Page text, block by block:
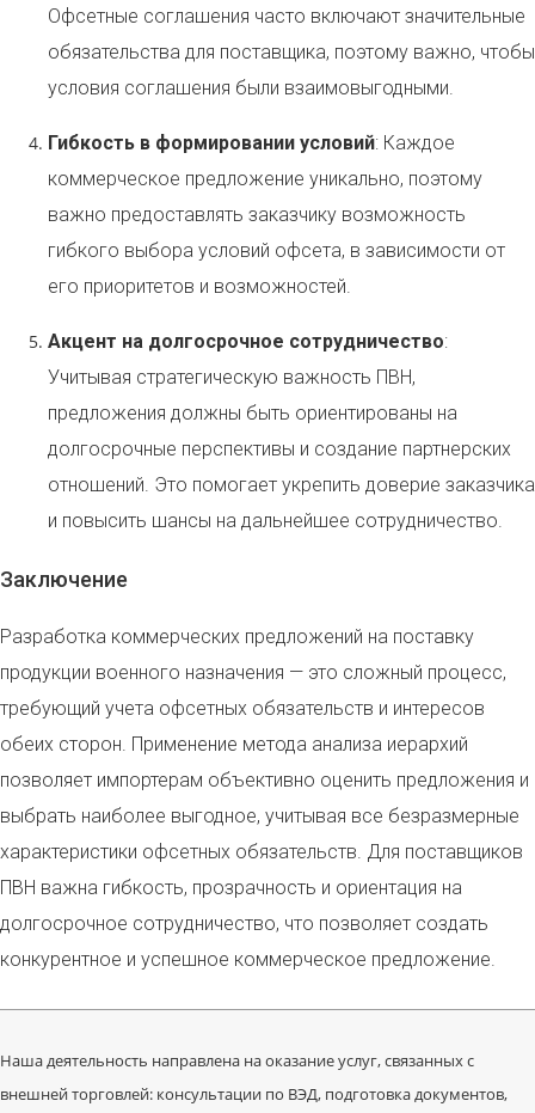
Офсетные соглашения часто включают значительные
обязательства для поставщика, поэтому важно, чтобы
условия соглашения были взаимовыгодными.
Гибкость в формировании условий: Каждое
коммерческое предложение уникально, поэтому
важно предоставлять заказчику возможность
гибкого выбора условий офсета, в зависимости от
его приоритетов и возможностей.
Акцент на долгосрочное сотрудничество:
Учитывая стратегическую важность ПВН,
предложения должны быть ориентированы на
долгосрочные перспективы и создание партнерских
отношений. Это помогает укрепить доверие заказчика
и повысить шансы на дальнейшее сотрудничество.
Заключение
Разработка коммерческих предложений на поставку
продукции военного назначения — это сложный процесс,
требующий учета офсетных обязательств и интересов
обеих сторон. Применение метода анализа иерархий
позволяет импортерам объективно оценить предложения и
выбрать наиболее выгодное, учитывая все безразмерные
характеристики офсетных обязательств. Для поставщиков
ПВН важна гибкость, прозрачность и ориентация на
долгосрочное сотрудничество, что позволяет создать
конкурентное и успешное коммерческое предложение.
Наша деятельность направлена на оказание услуг, связанных с
внешней торговлей: консультации по ВЭД, подготовка документов,